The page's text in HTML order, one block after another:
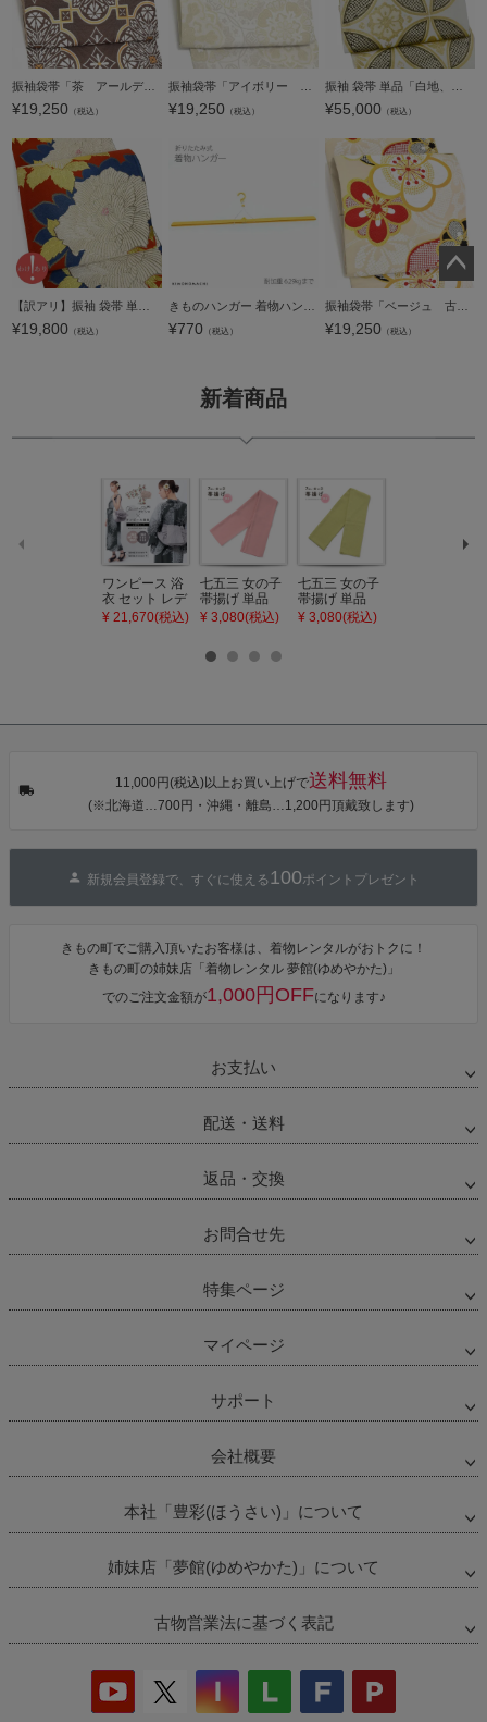
¥19,250 （税込） ¥19,250 （税込） ¥55,000 （税込）
¥19,800 （税込） ¥770 （税込）
振袖袋帯「ベージュ 古典梅疋田」お仕立て上がり 振袖用 袋帯 お仕立て済 振袖帯【メール便不可】
¥19,250 （税込）
新着商品
ワンピース 浴
衣 セット レデ
ィース 吸水速
乾 ポリエステ
カシュクール
ワンピース 簡
単着付け 大人
¥ 21,670(税込)
七五三 女の子
帯揚げ 単品
「灰桃色」日
本製 7歳 女児
びあげ 和装 着
¥ 3,080(税込)
七五三 女の子
帯揚げ 単品
「若葉色」日
本製 7歳 女児
¥ 3,080(税込)
ペー
ジト
11,000円(税込)以上お買い上げで送料無料
(※北海道…700円・沖縄・離島…1,200円頂戴致します)
新規会員登録で、すぐに使える 100ポイントプレゼント
きもの町でご購入頂いたお客様は、着物レンタルがおトクに！
きもの町の姉妹店「着物レンタル 夢館(ゆめやかた)」
でのご注文金額が1,000円OFFになります♪
お支払い
配送・送料
返品・交換
お問合せ先
特集ページ
マイページ
サポート
会社概要
本社「豊彩(ほうさい)」について
姉妹店「夢館(ゆめやかた)」について
古物営業法に基づく表記